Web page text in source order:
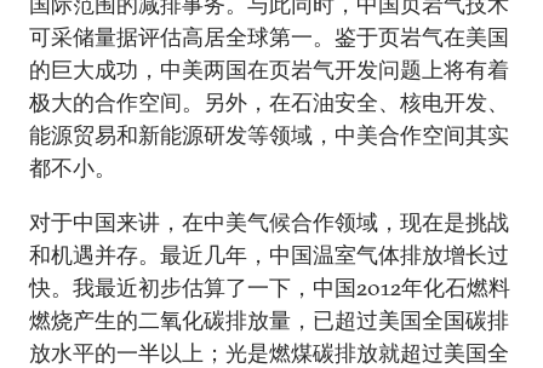
可采储量据评估高居全球第一。鉴于页岩气在美国
的巨大成功，中美两国在页岩气开发问题上将有着
极大的合作空间。另外，在石油安全、核电开发、
能源贸易和新能源研发等领域，中美合作空间其实
都不小。
对于中国来讲，在中美气候合作领域，现在是挑战
和机遇并存。最近几年，中国温室气体排放增长过
快。我最近初步估算了一下，中国2012年化石燃料
燃烧产生的二氧化碳排放量，已超过美国全国碳排
放水平的一半以上；光是燃煤碳排放就超过美国全